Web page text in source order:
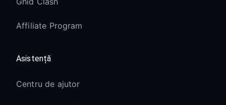
Affiliate Program
Asistență
Centru de ajutor